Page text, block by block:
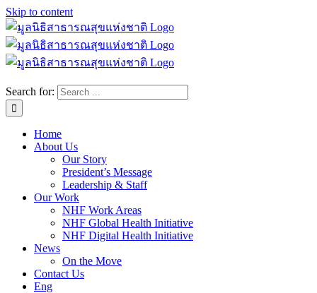
Skip to content
Search for:
Home
About Us
Our Story
President’s Message
Leadership & Staff
Our Work
NHF Work Areas
NHF Global Health Initiative
NHF Digital Health Initiative
News
On the Move
Contact Us
Eng